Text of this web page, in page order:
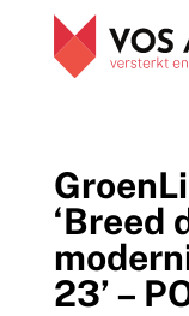
‘Breed
23’ –